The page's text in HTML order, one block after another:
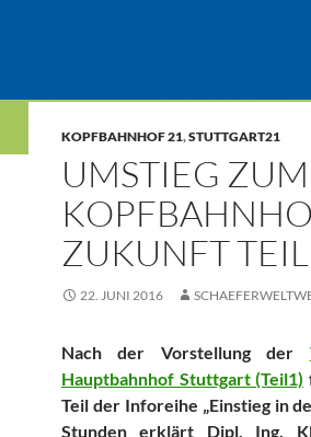
KOPFBAHNHOF 21,STUTTGART21
UMSTIEG ZUM
ZUKUNFT
22. JUNI 2016
Nach der Vorstellung der
Hauptbahnhof Stuttgart (Teil1)
Teil der Inforeihe „Einstieg in
Stunden erklärt Dipl. Ing.